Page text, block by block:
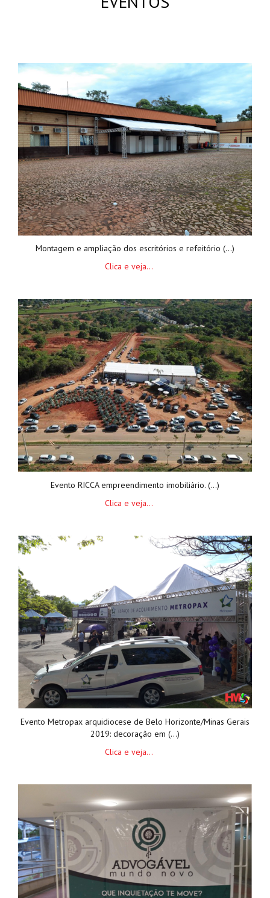
Montagem e ampliação dos escritórios e refeitório (...)
Clica e veja...
Evento RICCA empreendimento imobiliário. (...)
Clica e veja...
Evento Metropax arquidiocese de Belo Horizonte/Minas Gerais
2019: decoração em (...)
Clica e veja...